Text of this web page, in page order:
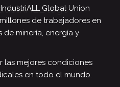
Global Union
de trabajadores en
de minería, energía y
las mejores condiciones
en todo el mundo.